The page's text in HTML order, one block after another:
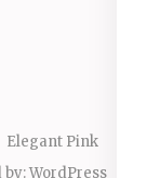
Elegant Pink
by:WordPress